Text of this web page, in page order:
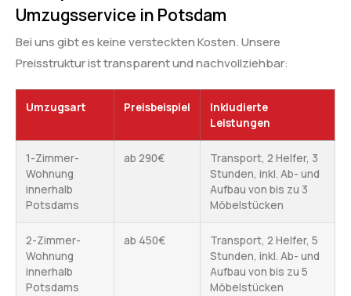
Umzugsservice in Potsdam
Bei uns gibt es keine versteckten Kosten. Unsere
Preisstruktur ist transparent und nachvollziehbar:
Umzugsart Preisbeispiel
Inkludierte
Leistungen
1-Zimmer-
Wohnung
innerhalb
Potsdams
ab 290€
Transport, 2 Helfer, 3
Stunden, inkl. Ab- und
Aufbau von bis zu 3
Möbelstücken
2-Zimmer-
Wohnung
innerhalb
Potsdams
ab 450€
Transport, 2 Helfer, 5
Stunden, inkl. Ab- und
Aufbau von bis zu 5
Möbelstücken